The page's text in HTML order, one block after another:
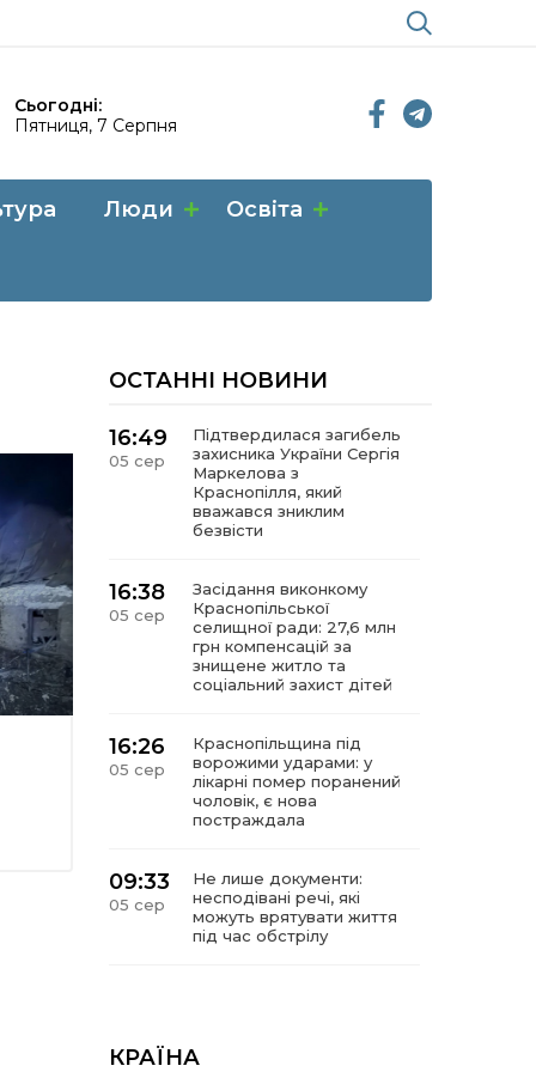
Сьогодні:
Пятниця, 7 Серпня
Люди Освіта
ОСТАННІ НОВИНИ
16:49
05 сер
Підтвердилася загибель
захисника України Сергія
Маркелова з
Краснопілля, який
вважався зниклим
безвісти
16:38
05 сер
Засідання виконкому
Краснопільської
селищної ради: 27,6 млн
грн компенсацій за
знищене житло та
соціальний захист дітей
16:26
05 сер
Краснопільщина під
ворожими ударами: у
лікарні помер поранений
чоловік, є нова
постраждала
09:33
05 сер
Не лише документи:
несподівані речі, які
можуть врятувати життя
під час обстрілу
КРАЇНА